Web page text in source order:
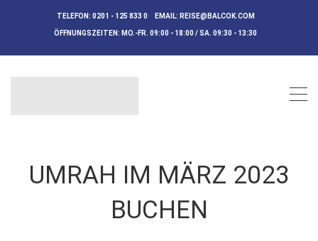
TELEFON: 0201 - 125 833 0 EMAIL: REISE@BALCOK.COM
ÖFFNUNGSZEITEN: MO.-FR. 09:00 - 18:00 / SA. 09:30 - 13:30
UMRAH IM MÄRZ 2023
BUCHEN